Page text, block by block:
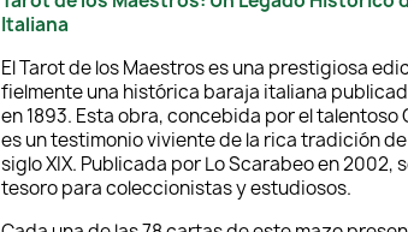
Italiana
El Tarot de los Maestros es una prestigiosa
fielmente una histórica baraja italiana
en 1893. Esta obra, concebida por el talentoso
es un testimonio viviente de la rica tradición
siglo XIX. Publicada por Lo Scarabeo en 2002,
tesoro para coleccionistas y estudiosos.